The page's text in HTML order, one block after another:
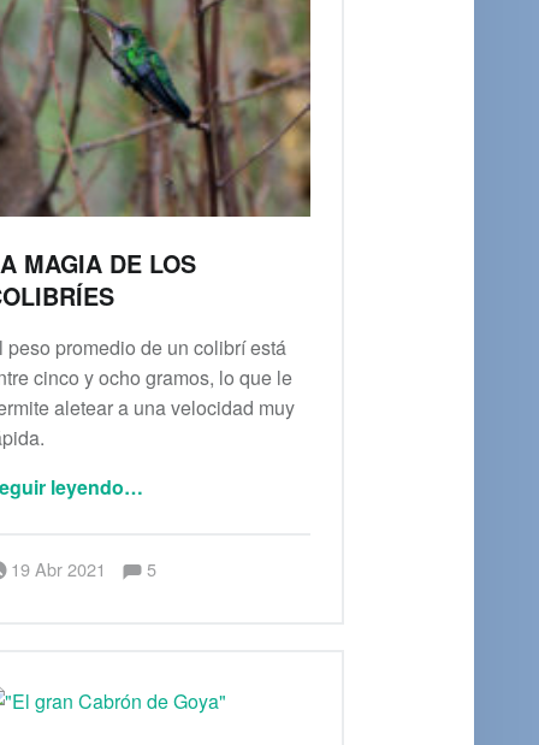
MAGIA DE LOS
peso promedio de un colibrí está
cinco y ocho gramos, lo que le
aletear a una velocidad muy
leyendo…
19 Abr 2021 Escrito por:
admin Comentarios:
5